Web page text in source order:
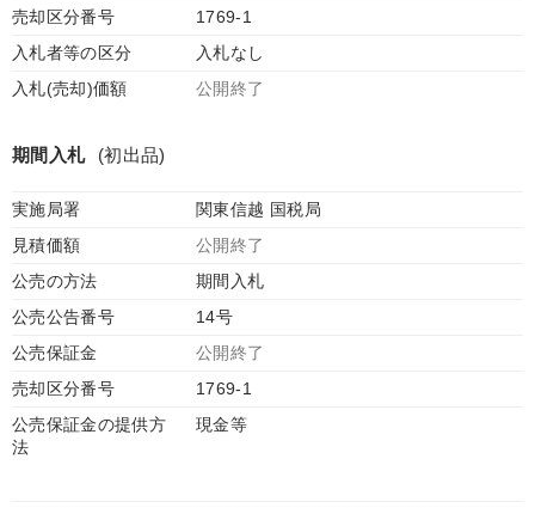
売却区分番号
1769-1
入札者等の区分
入札なし
入札(売却)価額
公開終了
期間入札 (初出品)
実施局署
関東信越 国税局
見積価額
公開終了
公売の方法
期間入札
公売公告番号
14号
公売保証金
公開終了
売却区分番号
1769-1
公売保証金の提供方
法
現金等